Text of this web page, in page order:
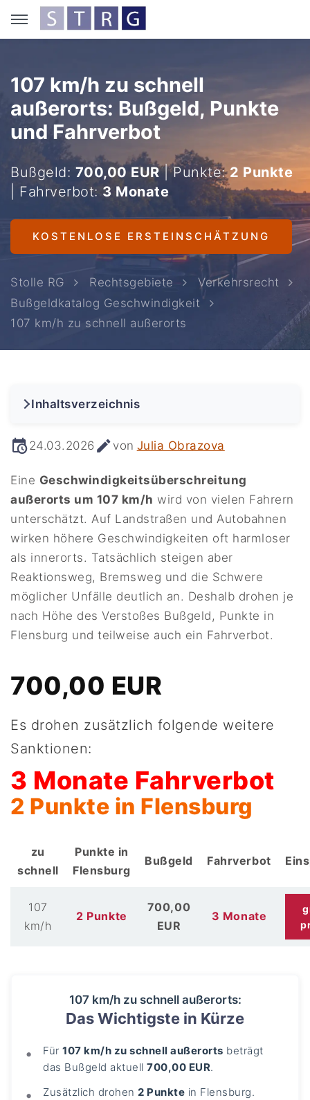
107 km/h zu schnell
außerorts: Bußgeld, Punkte
und Fahrverbot
Bußgeld: 700,00 EUR| Punkte:2 Punkte
| Fahrverbot: 3 Monate
KOSTENLOSE ERSTEINSCHÄTZUNG
Stolle RG Rechtsgebiete
Verkehrsrecht
Bußgeldkatalog Geschwindigkeit
107 km/h zu schnell außerorts
24.03.2026 von Julia Obrazova
Eine Geschwindigkeitsüberschreitung
außerorts um 107 km/h wird von vielen Fahrern
unterschätzt. Auf Landstraßen und Autobahnen
wirken höhere Geschwindigkeiten oft harmloser
als innerorts. Tatsächlich steigen aber
Reaktionsweg, Bremsweg und die Schwere
möglicher Unfälle deutlich an. Deshalb drohen je
nach Höhe des Verstoßes Bußgeld, Punkte in
Flensburg und teilweise auch ein Fahrverbot.
700,00 EUR
Es drohen zusätzlich folgende weitere
Sanktionen:
3 Monate Fahrverbot
2 Punkte in Flensburg
zu
schnell
Punkte in
Flensburg
Bußgeld Fahrverbot
107
km/h
2 Punkte
700,00
EUR
3 Monate
107 km/h zu schnell außerorts:
Das Wichtigste in Kürze
Für107 km/h zu schnell außerorts beträgt
das Bußgeld aktuell700,00 EUR.
Zusätzlich drohen2 Punkte in Flensburg.
Inhaltsverzeichnis